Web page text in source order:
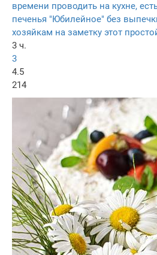
времени проводить на кухне,
печенья "Юбилейное" без
хозяйкам на заметку этот
3 ч.
3
4.5
214